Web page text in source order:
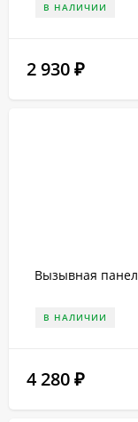
В НАЛИЧИИ
2 930 ₽
Вызывная
В НАЛИЧИИ
4 280 ₽